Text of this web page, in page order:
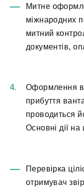
Митне
міжнародних
митний
документів,
Оформлення в
прибуття
проводиться
Основні дії на
Перевірка
отримувач